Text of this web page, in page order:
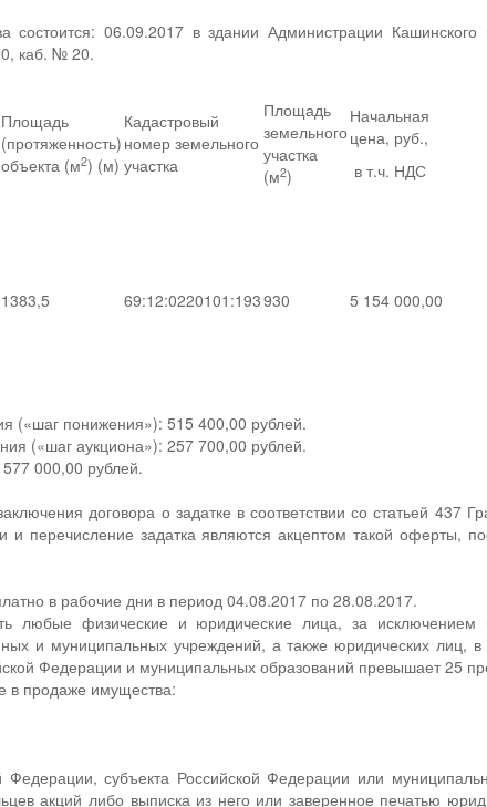
состоится: 06.09.2017 в здании Администрации
каб. № 20.
Площадь
(протяженность)
объекта (м2) (м)
Кадастровый
номер земельного
участка
Площадь
земельного
участка
(м2)
Начальная
цена, руб.,
в т.ч. НДС
1383,5 69:12:0220101:193930 5 154 000,00
(«шаг понижения»): 515 400,00 рублей.
(«шаг аукциона»): 257 700,00 рублей.
000,00 рублей.
договора о задатке в соответствии со статьей 437
перечисление задатка являются акцептом такой оферты,
в рабочие дни в период 04.08.2017 по 28.08.2017.
любые физические и юридические лица, за исключением
и муниципальных учреждений, а также юридических лиц, в
Федерации и муниципальных образований превышает 25
в продаже имущества:
субъекта Российской Федерации или
акций либо выписка из него или заверенное печатью